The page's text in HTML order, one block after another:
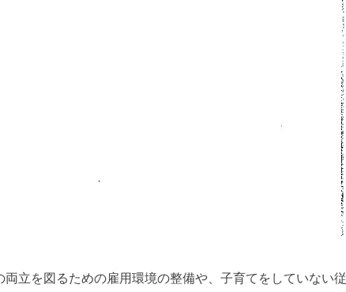
立を図るための雇用環境の整備や、子育てをしていない従